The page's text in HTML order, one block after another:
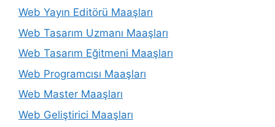
Web Yayın Editörü Maaşları
Web Tasarım Uzmanı Maaşları
Web Tasarım Eğitmeni Maaşları
Web Programcısı Maaşları
Web Master Maaşları
Web Geliştirici Maaşları